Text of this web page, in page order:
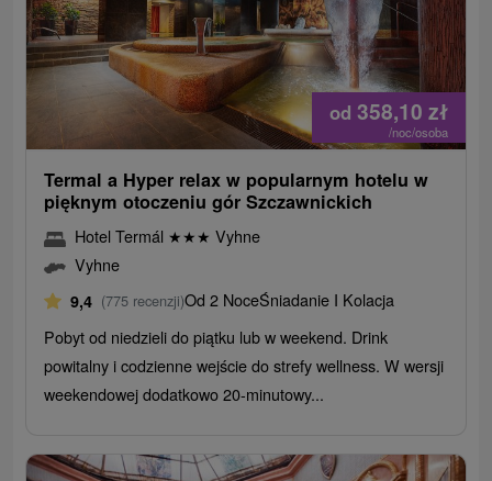
od 358,10 zł
/noc/osoba
Termal a Hyper relax w popularnym hotelu w
pięknym otoczeniu gór Szczawnickich
Hotel Termál ★★★ Vyhne
Vyhne
9,4 (775 recenzji)Od 2 NoceŚniadanie I Kolacja
Pobyt od niedzieli do piątku lub w weekend. Drink
powitalny i codzienne wejście do strefy wellness. W wersji
weekendowej dodatkowo 20-minutowy...